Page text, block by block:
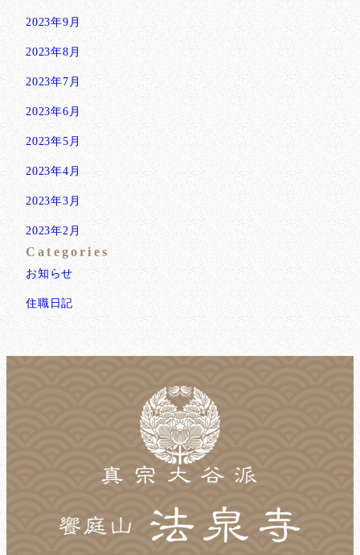
2023年9月
2023年8月
2023年7月
2023年6月
2023年5月
2023年4月
2023年3月
2023年2月
Categories
お知らせ
住職日記